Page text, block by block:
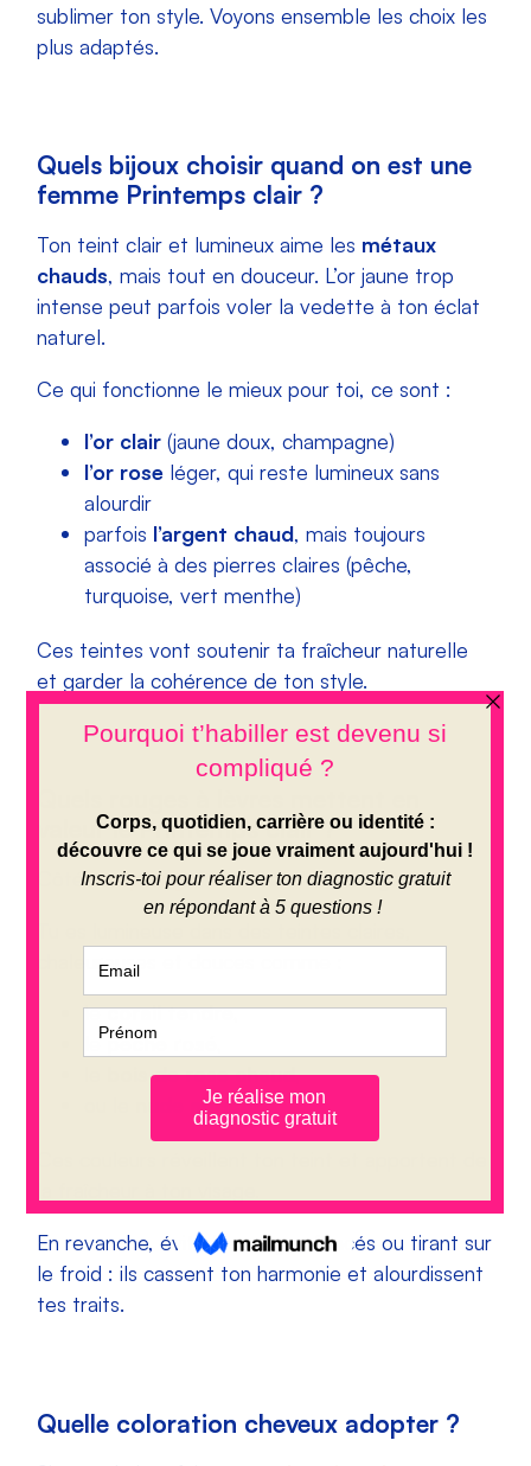
sublimer ton style. Voyons ensemble les choix les
plus adaptés.
Quels bijoux choisir quand on est une
femme Printemps clair ?
Ton teint clair et lumineux aime les métaux
chauds, mais tout en douceur. L’or jaune trop
intense peut parfois voler la vedette à ton éclat
naturel.
Ce qui fonctionne le mieux pour toi, ce sont :
l’or clair (jaune doux, champagne)
l’or rose léger, qui reste lumineux sans
alourdir
parfois l’argent chaud, mais toujours
associé à des pierres claires (pêche,
turquoise, vert menthe)
Ces teintes vont soutenir ta fraîcheur naturelle
et garder la cohérence de ton style.
valeur le Printemps clair ?
Côtémaquillage, ton allié, c’est la légèreté.
chaleureuses et douces comme :
lecorail tendre,
le pêche rosé
bois de rose chaud,
nude abricoté.
En revanche, évite les rouges foncés ou tirant sur
le froid : ils cassent ton harmonie et alourdissent
tes traits.
Quelle coloration cheveux adopter ?